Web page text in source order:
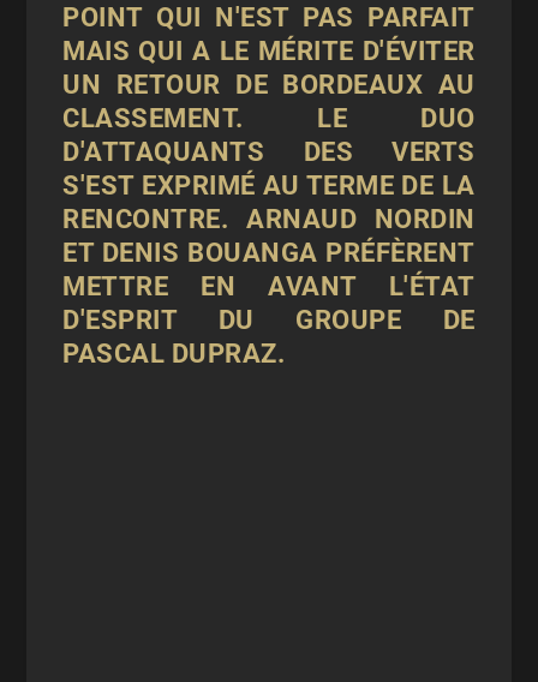
POINT QUI N'EST PAS PARFAIT
MAIS QUI A LE MÉRITE D'ÉVITER
UN RETOUR DE BORDEAUX AU
CLASSEMENT. LE DUO
D'ATTAQUANTS DES VERTS
S'EST EXPRIMÉ AU TERME DE LA
RENCONTRE. ARNAUD NORDIN
ET DENIS BOUANGA PRÉFÈRENT
METTRE EN AVANT L'ÉTAT
D'ESPRIT DU GROUPE DE
PASCAL DUPRAZ.